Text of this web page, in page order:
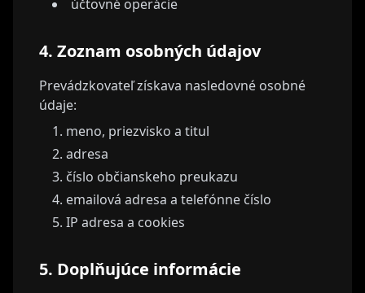
účtovné operácie
4. Zoznam osobných údajov
Prevádzkovateľ získava nasledovné osobné
údaje:
meno, priezvisko a titul
adresa
číslo občianskeho preukazu
emailová adresa a telefónne číslo
IP adresa a cookies
5. Doplňujúce informácie